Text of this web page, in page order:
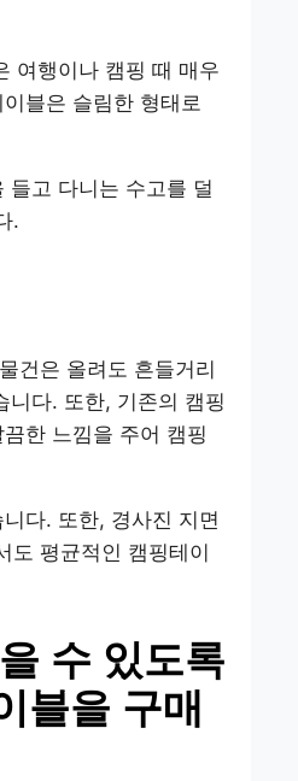
여행이나 캠핑 때 매우
블은 슬림한 형태로
들고 다니는 수고를 덜
.
건은 올려도 흔들거리
니다. 또한, 기존의 캠핑
한 느낌을 주어 캠핑
다. 또한, 경사진 지면
도 평균적인 캠핑테이
수 있도록
블을 구매